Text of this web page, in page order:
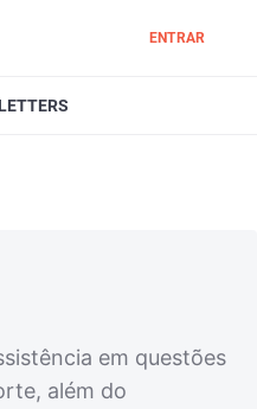
ENTRAR
em questões
além do